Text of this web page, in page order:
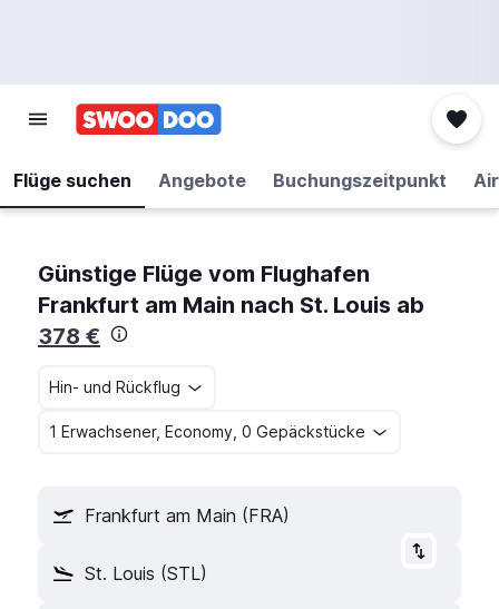
Flüge suchen Angebote Buchungszeitpunkt
Günstige Flüge vom Flughafen
Frankfurt am Main nach St. Louis ab
378 €
Hin- und Rückflug
1 Erwachsener, Economy, 0 Gepäckstücke
Frankfurt am Main (FRA)
St. Louis (STL)